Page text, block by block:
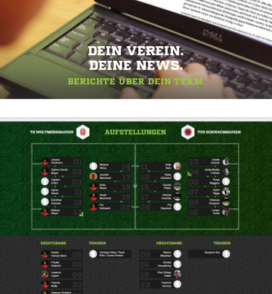
DEIN VEREIN.
DEINE NEWS.
BERICHTE ÜBER DEIN TEAM.